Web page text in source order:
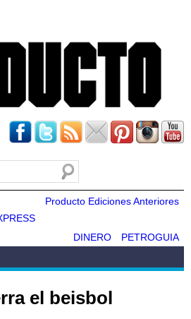
búsqueda
Producto Ediciones Anteriores
PETROGUIA
DINERO
el beisbol